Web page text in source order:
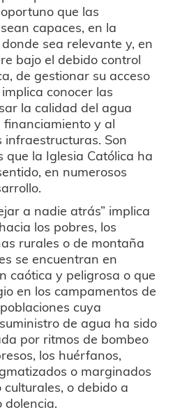
que las
capaces, en la
sea relevante y, en
bajo el debido control
de gestionar su acceso
conocer las
la calidad del agua
y al
Son
que la Iglesia Católica ha
en numerosos
a nadie atrás” implica
los pobres, los
rurales o de montaña
se encuentran en
caótica y peligrosa o que
en los campamentos de
cuya
de agua ha sido
por ritmos de bombeo
los huérfanos,
o marginados
o debido a